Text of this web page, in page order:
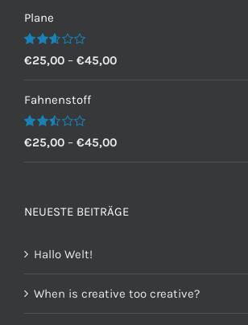
Plane
Bewertet
mit
2.60
von 5
€25,00 – €45,00
Fahnenstoff
Bewertet
mit
2.50
€25,00 – €45,00
NEUESTE BEITRÄGE
Hallo Welt!
When is creative too creative?